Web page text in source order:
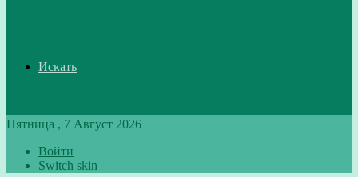
Искать
Пятница , 7 Август 2026
Войти
Switch skin